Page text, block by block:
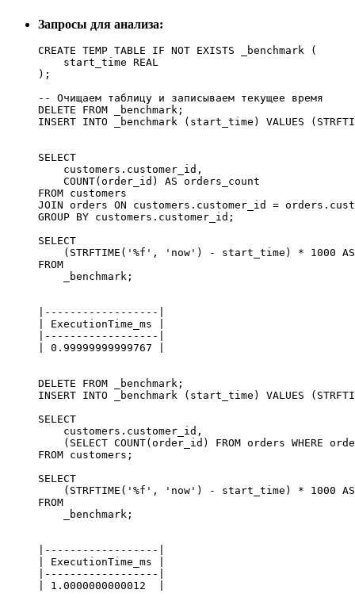
Запросы для анализа:
CREATE TEMP TABLE IF NOT EXISTS _benchmark (
    start_time REAL
);
-- Очищаем таблицу и записываем текущее время
DELETE FROM _benchmark;
INSERT INTO _benchmark (start_time) VALUES
SELECT
    customers.customer_id,
    COUNT(order_id) AS orders_count
FROM customers
JOIN orders ON customers.customer_id =
GROUP BY customers.customer_id;
SELECT
(STRFTIME('%f', 'now') - start_time) * 1000
FROM
|------------------|
| ExecutionTime_ms |
|------------------|
DELETE FROM _benchmark;
INSERT INTO _benchmark (start_time) VALUES
SELECT
    customers.customer_id,
(SELECT COUNT(order_id) FROM orders WHERE
FROM customers;
SELECT
(STRFTIME('%f', 'now') - start_time) * 1000
FROM
|------------------|
| ExecutionTime_ms |
|------------------|